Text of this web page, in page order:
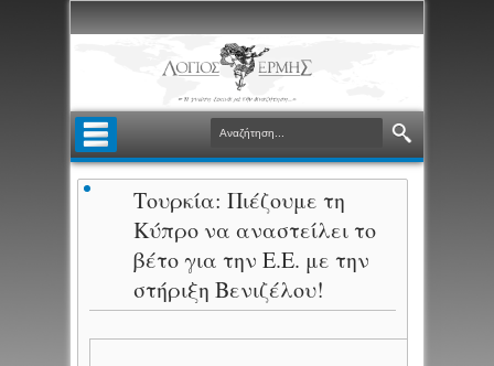
Τουρκία: Πιέζουμε τη
Κύπρο να αναστείλει το
βέτο για την Ε.Ε. με την
στήριξη Βενιζέλου!